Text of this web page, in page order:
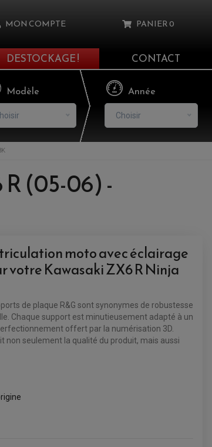
MON COMPTE PANIER0
n'y a aucun produit dans votre panier
DESTOCKAGE ! CONTACT
Modèle Année
Choisir
(05-06) -
moto avec éclairage
votre Kawasaki ZX6 R Ninja
de plaque R&G sont synonymes de robustesse
Chaque support est minutieusement adapté à un
offert par la numérisation 3D.
non seulement la qualité du produit, mais aussi